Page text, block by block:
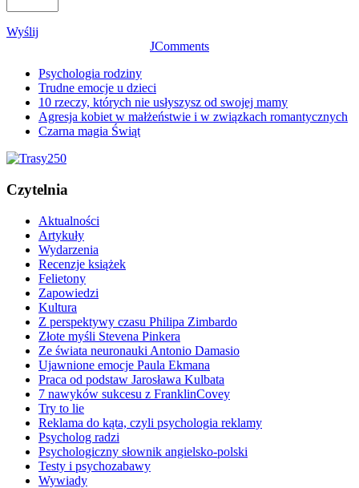
Wyślij
JComments
Psychologia rodziny
Trudne emocje u dzieci
10 rzeczy, których nie usłyszysz od swojej mamy
Agresja kobiet w małżeństwie i w związkach romantycznych
Czarna magia Świąt
Czytelnia
Aktualności
Artykuły
Wydarzenia
Recenzje książek
Felietony
Zapowiedzi
Kultura
Z perspektywy czasu Philipa Zimbardo
Złote myśli Stevena Pinkera
Ze świata neuronauki Antonio Damasio
Ujawnione emocje Paula Ekmana
Praca od podstaw Jarosława Kulbata
7 nawyków sukcesu z FranklinCovey
Try to lie
Reklama do kąta, czyli psychologia reklamy
Psycholog radzi
Psychologiczny słownik angielsko-polski
Testy i psychozabawy
Wywiady